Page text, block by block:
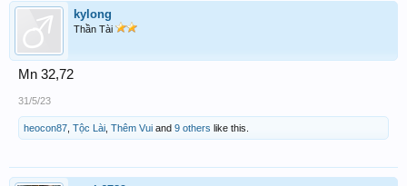
kylong
Thần Tài
Mn 32,72
31/5/23
heocon87 Tộc Lài Thêm Vui and 9 others like this.